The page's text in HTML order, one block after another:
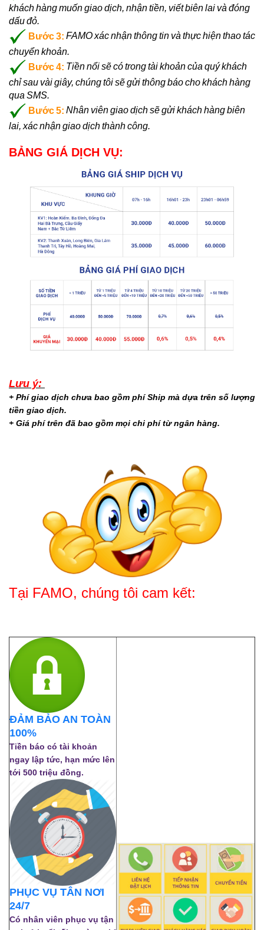
khách hàng muốn giao dịch, nhận tiền, viết biên lai và đóng
dấu đỏ.
Bước 3: FAMO xác nhận thông tin và thực hiện thao tác
chuyển khoản.
Bước 4: Tiền nổi sẽ có trong tài khoản của quý khách
chỉ sau vài giây, chúng tôi sẽ gửi thông báo cho khách hàng
qua SMS.
Bước 5: Nhân viên giao dịch sẽ gửi khách hàng biên
lai, xác nhận giao dịch thành công.
BẢNG GIÁ DỊCH VỤ:
Lưu ý:
+ Phí giao dịch chưa bao gồm phí Ship mà dựa trên số lượng
tiền giao dịch.
+ Giá phí trên đã bao gồm mọi chi phí từ ngân hàng.
Tại FAMO, chúng tôi cam kết:
ĐẢM BẢO AN TOÀN
100%
Tiền báo có tài khoản
ngay lập tức, hạn mức lên
tới 500 triệu đồng.
PHỤC VỤ TÂN NƠI
24/7
Có nhân viên phục vụ tận